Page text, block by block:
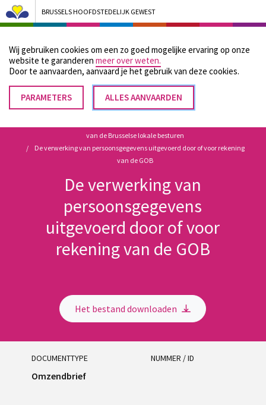
Wij gebruiken cookies om een zo goed mogelijke ervaring op onze
website te garanderen meer over weten.
Door te aanvaarden, aanvaard je het gebruik van deze cookies.
PARAMETERS ALLES AANVAARDEN
TOESTEMMING
INTREKKEN
BRUSSELS HOOFDSTEDELIJK GEWEST
Bruxelles Pouvoirs Locaux - Aller à la page d'accueil
Menu
Kruimelpad
Home
van de Brusselse lokale besturen
De verwerking van persoonsgegevens uitgevoerd door of voor rekening
van de GOB
De verwerking van
persoonsgegevens
uitgevoerd door of voor
rekening van de GOB
Het bestand downloaden
DOCUMENTTYPE
Omzendbrief
NUMMER / ID